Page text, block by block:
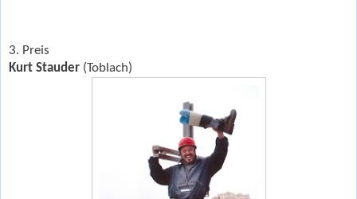
3. Preis
Kurt Stauder (Toblach)